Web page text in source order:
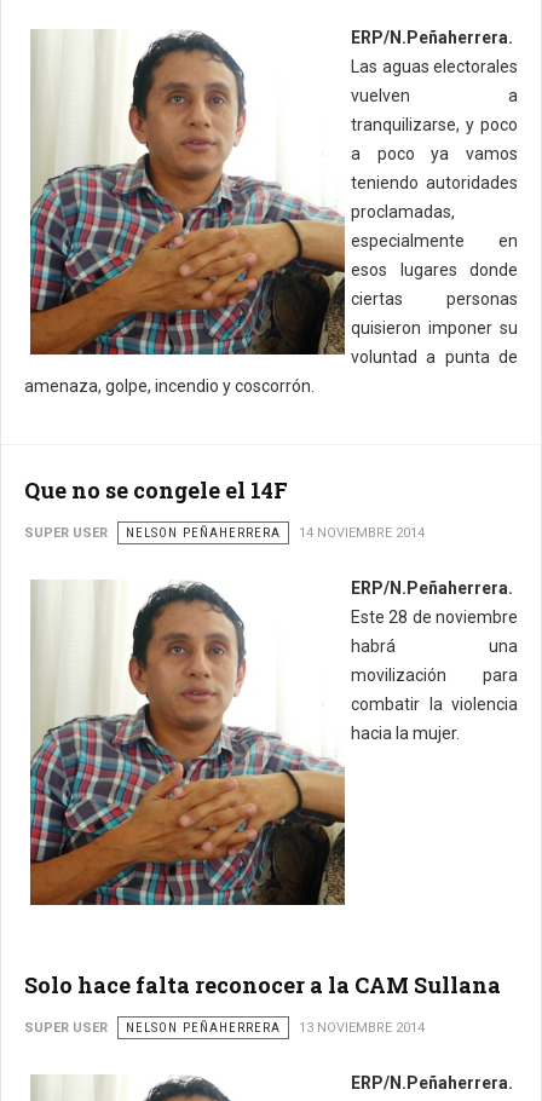
ERP/N.Peñaherrera.
Las aguas electorales
vuelven a
tranquilizarse, y poco
a poco ya vamos
teniendo autoridades
proclamadas,
especialmente en
esos lugares donde
ciertas personas
quisieron imponer su
voluntad a punta de
amenaza, golpe, incendio y coscorrón.
Que no se congele el 14F
SUPER USER NELSON PEÑAHERRERA 14 NOVIEMBRE 2014
ERP/N.Peñaherrera.
Este 28 de noviembre
habrá una
movilización para
combatir la violencia
hacia la mujer.
Solo hace falta reconocer a la CAM Sullana
SUPER USER NELSON PEÑAHERRERA 13 NOVIEMBRE 2014
ERP/N.Peñaherrera.